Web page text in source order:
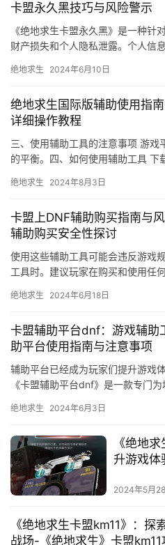
卡盟永久黑技巧与风险警示
《绝地求生卡盟永久黑》是一种针
财产损失和个人隐私泄露。个人信
绝地求生 2024年6月10日
绝地求生国际版辅助使用指
详细操作教程
三、使用辅助工具的注意事项 游戏
的平衡。四、如何使用辅助工具 下
绝地求生 2024年8月3日
卡盟上DNF辅助购买指南与
辅助购买安全性探讨
使用这些辅助工具可能会违反游戏
工具时。建议玩家在购买和使用任
绝地求生 2024年6月18日
卡盟辅助平台dnf：游戏辅
助平台使用指南与注意事项
辅助平台已经成为玩家们提升游戏
《卡盟辅助平台dnf》是一款专门
绝地求生 2024年6月3日
《绝地
升游戏体
2024年5月
《绝地求生卡盟km11》：
战场-《绝地求生》卡盟